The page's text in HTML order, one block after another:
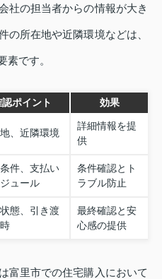
社の担当者からの情報が大き
の所在地や近隣環境などは、
素です。
認ポイント 効果
、近隣環境
詳細情報を提
供
件、支払い
ュール
条件確認とト
ラブル防止
態、引き渡
最終確認と安
心感の提供
富里市での住宅購入において